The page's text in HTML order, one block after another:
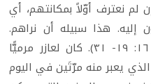
لم نعترف أوّلاً بمكانتهم، أي
إليه. هذا سبيله أن نراهم.
تذكرون مثل الغنيّ ولعازر (لوقا ١٦: ١٩- ٣١). كان لعازر مرميًّا
يعبر منه مرّتَين في اليوم